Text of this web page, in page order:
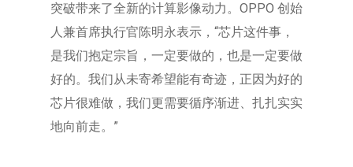
突破带来了全新的计算影像动力。OPPO 创始
人兼首席执行官陈明永表示，“芯片这件事，
是我们抱定宗旨，一定要做的，也是一定要做
好的。我们从未寄希望能有奇迹，正因为好的
芯片很难做，我们更需要循序渐进、扎扎实实
地向前走。”